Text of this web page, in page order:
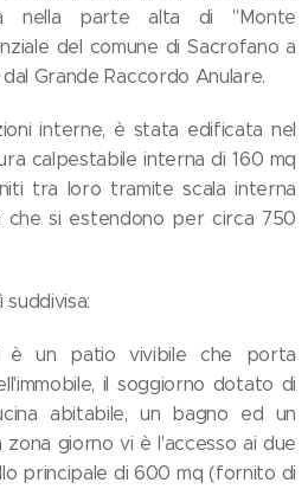
nella parte alta di "Monte
del comune di Sacrofano a
Grande Raccordo Anulare.
interne, è stata edificata nel
calpestabile interna di 160 mq
tra loro tramite scala interna
che si estendono per circa 750
un patio vivibile che porta
il soggiorno dotato di
abitabile, un bagno ed un
zona giorno vi è l'accesso ai due
principale di 600 mq (fornito di